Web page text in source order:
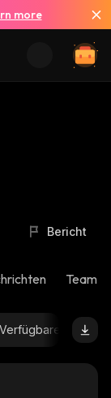
more
Bericht
Team-
Verfügbare Menge